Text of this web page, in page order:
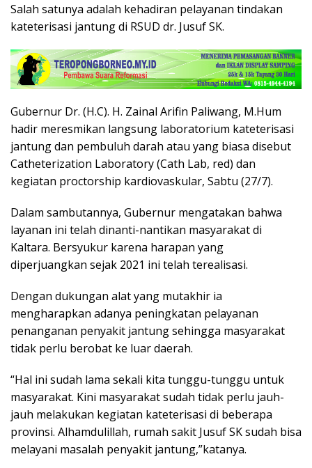
Salah satunya adalah kehadiran pelayanan tindakan
kateterisasi jantung di RSUD dr. Jusuf SK.
Gubernur Dr. (H.C). H. Zainal Arifin Paliwang, M.Hum
hadir meresmikan langsung laboratorium kateterisasi
jantung dan pembuluh darah atau yang biasa disebut
Catheterization Laboratory (Cath Lab, red) dan
kegiatan proctorship kardiovaskular, Sabtu (27/7).
Dalam sambutannya, Gubernur mengatakan bahwa
layanan ini telah dinanti-nantikan masyarakat di
Kaltara. Bersyukur karena harapan yang
diperjuangkan sejak 2021 ini telah terealisasi.
Dengan dukungan alat yang mutakhir ia
mengharapkan adanya peningkatan pelayanan
penanganan penyakit jantung sehingga masyarakat
tidak perlu berobat ke luar daerah.
“Hal ini sudah lama sekali kita tunggu-tunggu untuk
masyarakat. Kini masyarakat sudah tidak perlu jauh-
jauh melakukan kegiatan kateterisasi di beberapa
provinsi. Alhamdulillah, rumah sakit Jusuf SK sudah bisa
melayani masalah penyakit jantung,”katanya.